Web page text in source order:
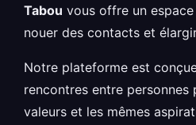
Tabou vous offre un
nouer des contacts et
Notre plateforme est
rencontres entre personnes
valeurs et les mêmes